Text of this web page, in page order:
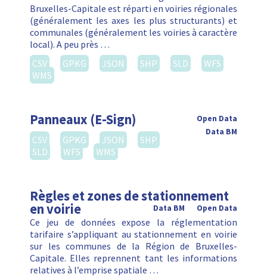
Bruxelles-Capitale est réparti en voiries régionales
(généralement les axes les plus structurants) et
communales (généralement les voiries à caractère
local). A peu près …
CSV
GPKG JSON SHP SLD
WFS
WMS
Panneaux (E-Sign)
Open Data
Data BM
CSV GPKG JSON
SHP
SLD
WFS WMS
Règles et zones de stationnement
en voirie Open Data
Data BM
Ce jeu de données expose la réglementation
tarifaire s’appliquant au stationnement en voirie
sur les communes de la Région de Bruxelles-
Capitale. Elles reprennent tant les informations
relatives à l’emprise spatiale …